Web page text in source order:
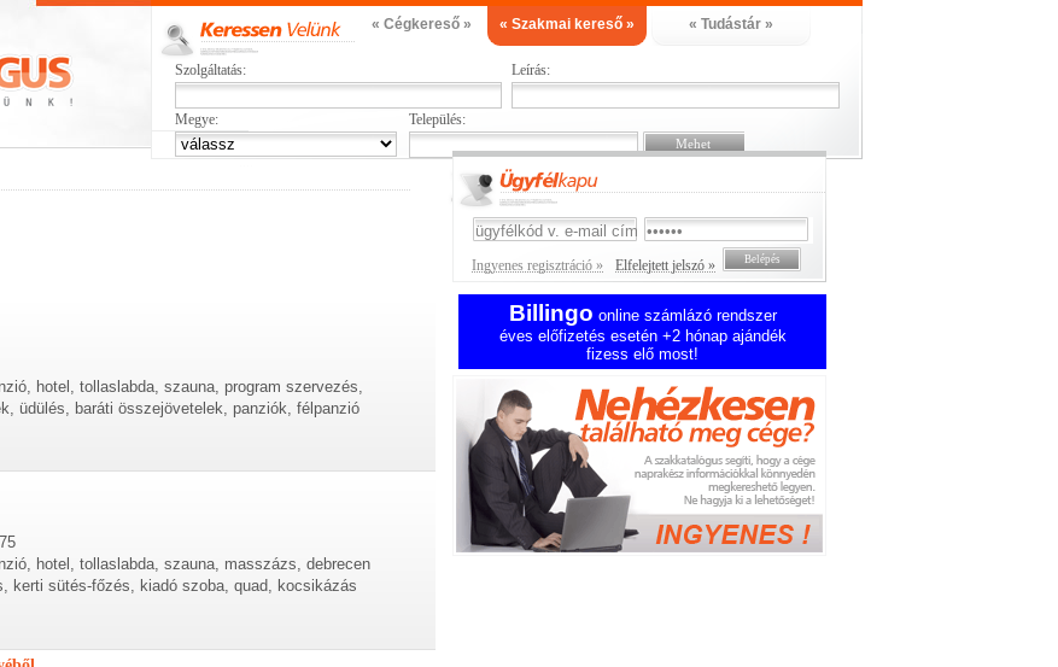
« Cégkereső » « Szakmai kereső » « Tudástár »
Szolgáltatás: Leírás:
Megye: Település:
hotel, tollaslabda, szauna, program szervezés,
üdülés, baráti összejövetelek, panziók, félpanzió
hotel, tollaslabda, szauna, masszázs, debrecen
kerti sütés-főzés, kiadó szoba, quad, kocsikázás
Ingyenes regisztráció » Elfelejtett jelszó »
Billingo online számlázó rendszer
éves előfizetés esetén +2 hónap ajándék
fizess elő most!